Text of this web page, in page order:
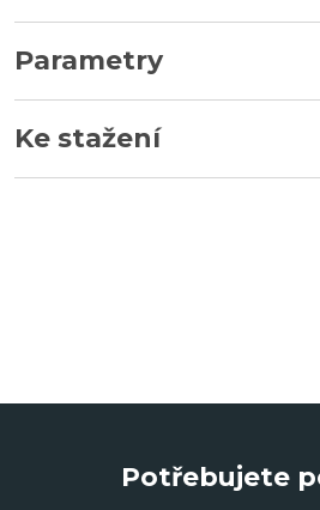
Parametry
Ke stažení
Potřebujete